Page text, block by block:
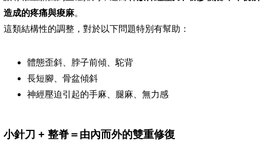
造成的疼痛與痠麻。
這類結構性的調整，對於以下問題特別有幫助：
體態歪斜、脖子前傾、駝背
長短腳、骨盆傾斜
神經壓迫引起的手麻、腿麻、無力感
小針刀 + 整脊＝由內而外的雙重修復